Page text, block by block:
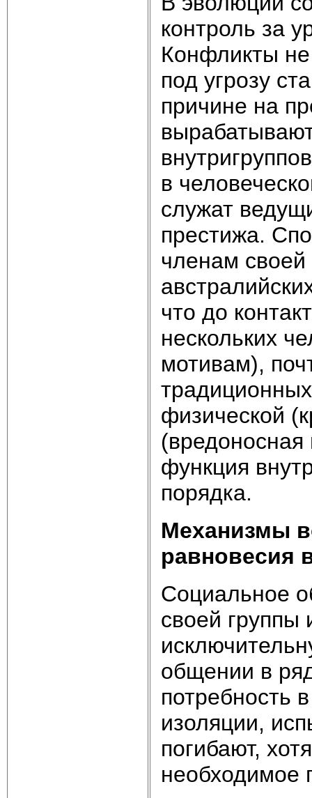
контроль за
Конфликты не
под угрозу
причине на
в
служат
престижа.
членам
что до
нескольких
мотивам),
физической
(вредоносная
функция
порядка.
Механизмы
равновесия
Социальное
своей группы
общении в
потребность
изоляции,
погибают,
необходимое